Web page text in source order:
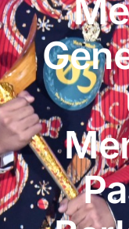
Publikasi
Peta Wisata
BLU